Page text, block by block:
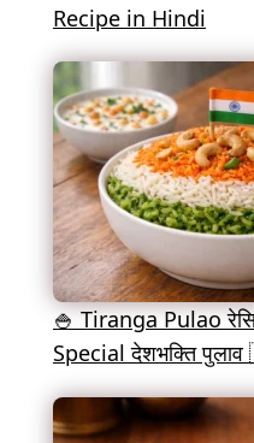
Recipe in Hindi
🍚 Tiranga Pulao
Special देशभक्ति